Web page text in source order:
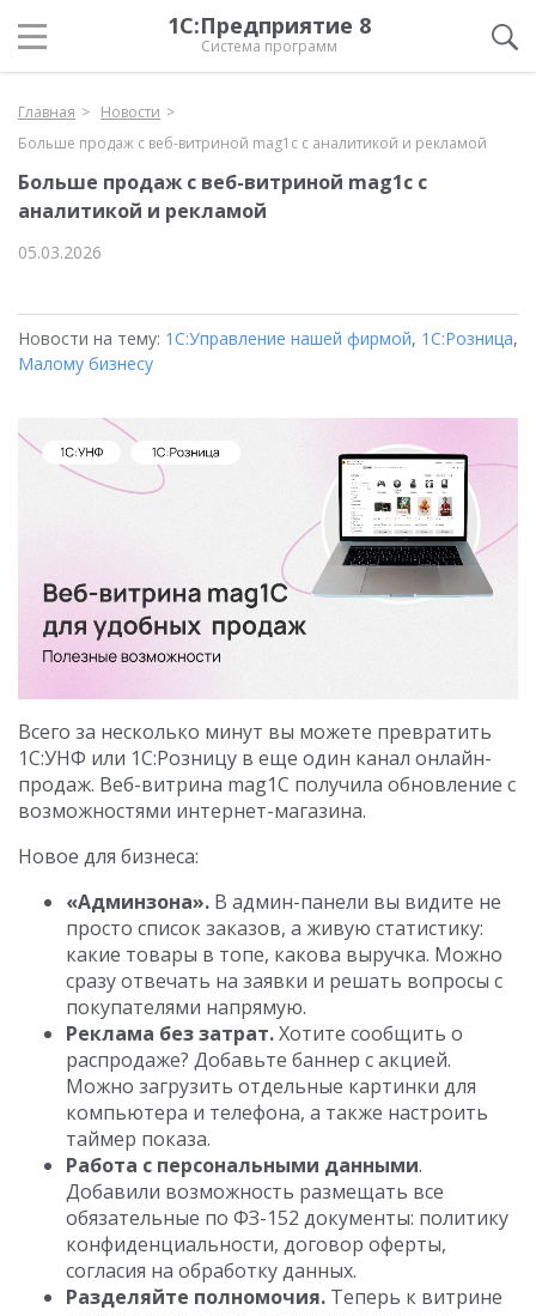
1С:Предприятие 8
Система программ
Главная
Новости
Больше продаж с веб-витриной mag1c с аналитикой и рекламой
Больше продаж с веб-витриной mag1c с
аналитикой и рекламой
05.03.2026
Новости на тему: 1С:Управление нашей фирмой, 1С:Розница,
Малому бизнесу
Всего за несколько минут вы можете превратить
1С:УНФ или 1С:Розницу в еще один канал онлайн-
продаж. Веб-витрина mag1C получила обновление с
возможностями интернет-магазина.
Новое для бизнеса:
«Админзона». В админ-панели вы видите не
просто список заказов, а живую статистику:
какие товары в топе, какова выручка. Можно
сразу отвечать на заявки и решать вопросы с
покупателями напрямую.
Реклама без затрат.Хотите сообщить о
распродаже? Добавьте баннер с акцией.
Можно загрузить отдельные картинки для
компьютера и телефона, а также настроить
таймер показа.
Работа с персональными данными.
Добавили возможность размещать все
обязательные по ФЗ-152 документы: политику
конфиденциальности, договор оферты,
согласия на обработку данных.
Разделяйте полномочия. Теперь к витрине